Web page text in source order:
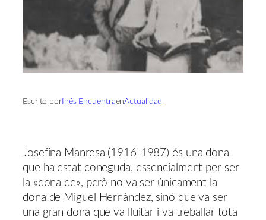
Escrito porInés EncuentraenActualidad
Josefina Manresa (1916-1987) és una dona
que ha estat coneguda, essencialment per ser
la «dona de», però no va ser únicament la
dona de Miguel Hernández, sinó que va ser
una gran dona que va lluitar i va treballar tota